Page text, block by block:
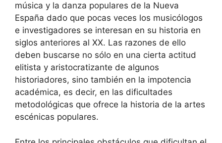
música y la danza populares de la Nueva
España dado que pocas veces los musicólogos
e investigadores se interesan en su historia en
siglos anteriores al XX. Las razones de ello
deben buscarse no sólo en una cierta actitud
elitista y aristocratizante de algunos
historiadores, sino también en la impotencia
académica, es decir, en las dificultades
metodológicas que ofrece la historia de la artes
escénicas populares.